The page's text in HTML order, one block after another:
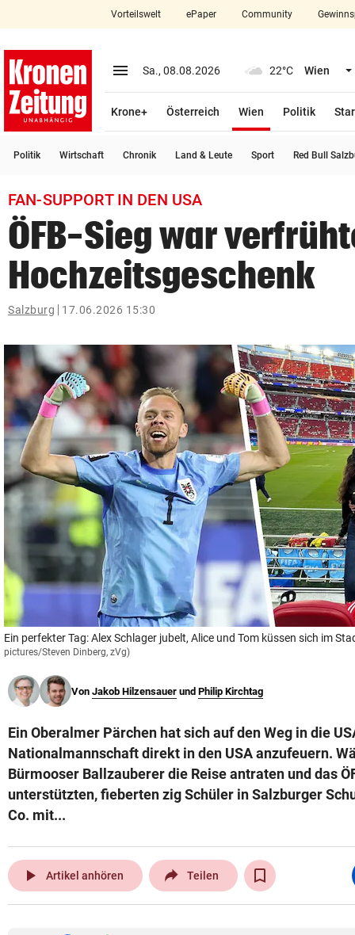
closeSchließen
account_circle Anmelden
arrow_right
bookmark
search
Suchbegriff
eingeben
© Krone Multimedia GmbH & Co KG 2026
Muthgasse 2, 1190 Wien
Vorteilswelt ePaper Community
menu Menü aufklappen
Sa., 08.08.2026 22°C Wien
Krone+ Österreich Wien
Politik
Politik Wirtschaft Chronik Land & Leute Sport Red Bull
FAN-SUPPORT IN DEN USA
ÖFB-Sieg war
Hochzeitsgeschenk
Salzburg 17.06.2026 15:30
Ein perfekter Tag: Alex Schlager jubelt, Alice und Tom küssen sich im
pictures/Steven Dinberg, zVg)
Von Jakob Hilzensauer und Philip Kirchtag
Ein Oberalmer Pärchen hat sich auf den Weg in die
Nationalmannschaft direkt in den USA anzufeuern.
Bürmooser Ballzauberer die Reise antraten und das
unterstützten, fieberten zig Schüler in Salzburger
Co. mit...
play_arrow Artikel anhören Teilen